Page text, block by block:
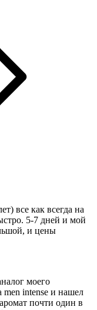
все как всегда на
5-7 дней и мой
и цены
моего
intense и нашел
почти один в